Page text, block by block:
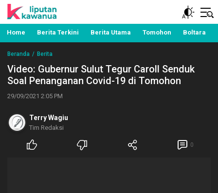
Liputan Kawanua
Berita Manado, Sulawesi Utara, Kawanua, Politik,
Pemerintahan, Hukum Kriminal dan Nasional
Home Berita Terkini Berita Utama Tomohon Boltara
Beranda Berita
Video: Gubernur Sulut Tegur Caroll Senduk
Soal Penanganan Covid-19 di Tomohon
29/09/2021 2:05 PM
Terry Wagiu
Tim Redaksi
0